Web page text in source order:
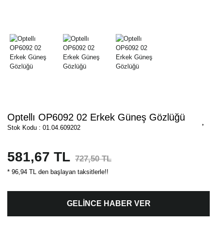
Optellı OP6092 02 Erkek Güneş Gözlüğü
Stok Kodu : 01.04.609202
581,67 TL 727,50 TL
* 96,94 TL den başlayan taksitlerle!!
GELİNCE HABER VER